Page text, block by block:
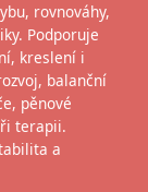
rovnováhy,
Podporuje
kreslení i
balanční
pěnové
terapii.
a